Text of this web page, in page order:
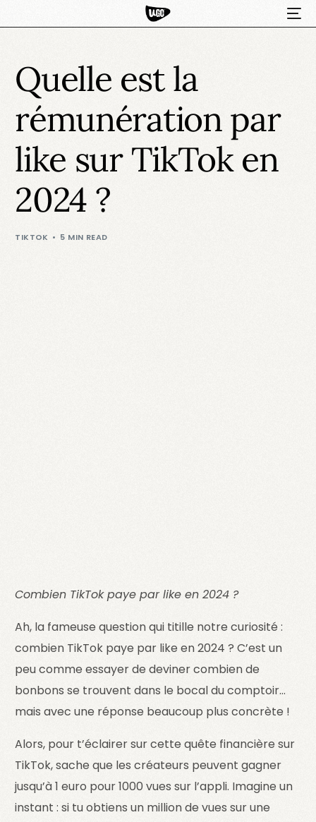
Quelle est la
rémunération par
like sur TikTok en
2024 ?
TIKTOK 5 MIN READ
Combien TikTok paye par like en 2024 ?
Ah, la fameuse question qui titille notre curiosité :
combien TikTok paye par like en 2024 ? C’est un
peu comme essayer de deviner combien de
bonbons se trouvent dans le bocal du comptoir…
mais avec une réponse beaucoup plus concrète !
Alors, pour t’éclairer sur cette quête financière sur
TikTok, sache que les créateurs peuvent gagner
jusqu’à 1 euro pour 1000 vues sur l’appli. Imagine un
instant : si tu obtiens un million de vues sur une
HOT